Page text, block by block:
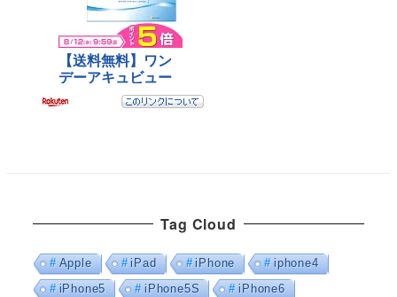
Tag Cloud
Apple iPad iPhone
iphone4
iPhone5
iPhone5S
iPhone6